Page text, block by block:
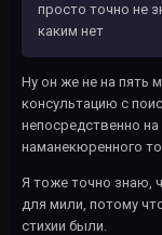
просто точно не
каким нет
Ну он же не на пять
консультацию с
непосредственно
наманекюренного
Я тоже точно знаю,
для мили, потому
стихии были.